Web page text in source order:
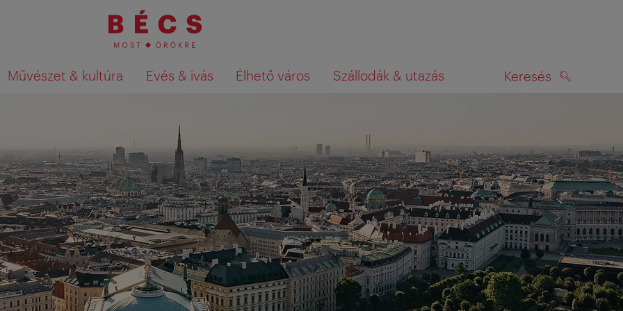
Művészet & kultúra Evés & ivás Élhető város Szállodák & utazás Keresés